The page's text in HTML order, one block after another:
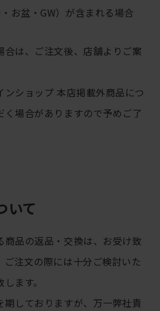
お盆・GW）が含まれる場合
合は、ご注文後、店舗よりご案
ンショップ 本店掲載外商品につ
く場合がありますので予めご了
いて
商品の返品・交換は、お受け致
ご注文の際には十分ご検討いた
ます。
期しておりますが、万一弊社責